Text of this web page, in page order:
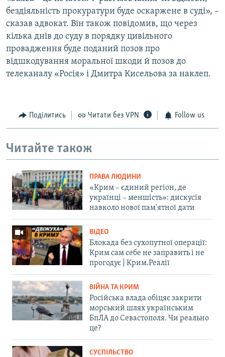
бездіяльність прокуратури буде оскаржене в суді», –
сказав адвокат. Він також повідомив, що через
кілька днів до суду в порядку цивільного
провадження буде поданий позов про
відшкодування моральної шкоди й позов до
телеканалу «Росія» і Дмитра Кисельова за наклеп.
Поділитись Читати без VPN Follow us
Читайте також
ПРАВА ЛЮДИНИ
«Крим – єдиний регіон, де
українці – меншість»: дискусія
навколо нової пам'ятної дати
ВІДЕО
Блокада без сухопутної операції:
Крим сам себе не заправить і не
прогодує | Крим.Реалії
ВІЙНА ТА КРИМ
Російська влада обіцяє закрити
морський шлях українським
БпЛА до Севастополя. Чи реально
це?
СУСПІЛЬСТВО